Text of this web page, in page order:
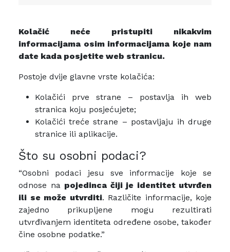
Kolačić neće pristupiti nikakvim
informacijama osim informacijama koje nam
date kada posjetite web stranicu.
Postoje dvije glavne vrste kolačića:
Kolačići prve strane – postavlja ih web
stranica koju posjećujete;
Kolačići treće strane – postavljaju ih druge
stranice ili aplikacije.
Što su osobni podaci?
“Osobni podaci jesu sve informacije koje se
odnose na pojedinca čiji je identitet utvrđen
ili se može utvrditi. Različite informacije, koje
zajedno prikupljene mogu rezultirati
utvrđivanjem identiteta određene osobe, također
čine osobne podatke.”